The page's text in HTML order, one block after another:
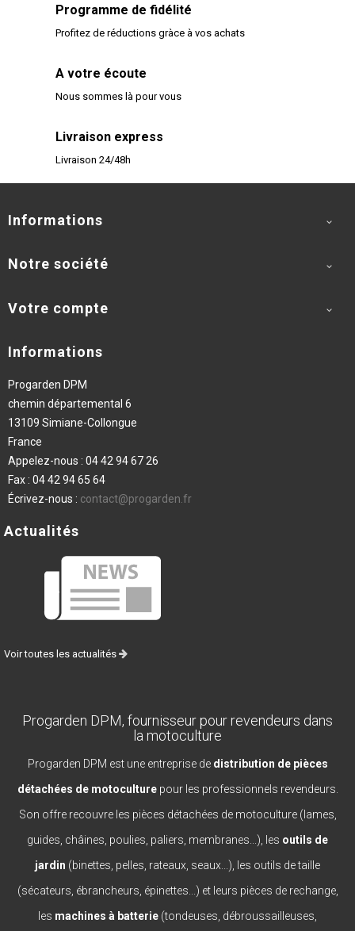
Programme de fidélité
Profitez de réductions gràce à vos achats
A votre écoute
Nous sommes là pour vous
Livraison express
Livraison 24/48h
Informations 
Notre société 
Votre compte 
Informations
Progarden DPM
chemin départemental 6
13109 Simiane-Collongue
France
Appelez-nous : 04 42 94 67 26
Fax : 04 42 94 65 64
Écrivez-nous : contact@progarden.fr
Actualités
Voir toutes les actualités
Progarden DPM, fournisseur pour revendeurs dans
la motoculture
Progarden DPM est une entreprise de distribution de pièces
détachées de motoculturepour les professionnels revendeurs.
Son offre recouvre les pièces détachées de motoculture (lames,
guides, châines, poulies, paliers, membranes...), les outils de
jardin (binettes, pelles, rateaux, seaux...), les outils de taille
(sécateurs, ébrancheurs, épinettes...) et leurs pièces de rechange,
les machines à batterie (tondeuses, débroussailleuses,